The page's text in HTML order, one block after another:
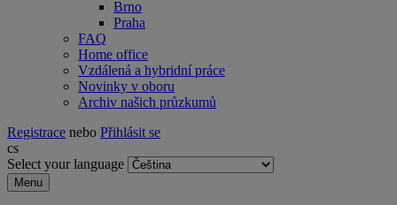
Brno
Praha
FAQ
Home office
Vzdálená a hybridní práce
Novinky v oboru
Archiv našich průzkumů
Registrace nebo Přihlásit se
cs
Select your language
Menu